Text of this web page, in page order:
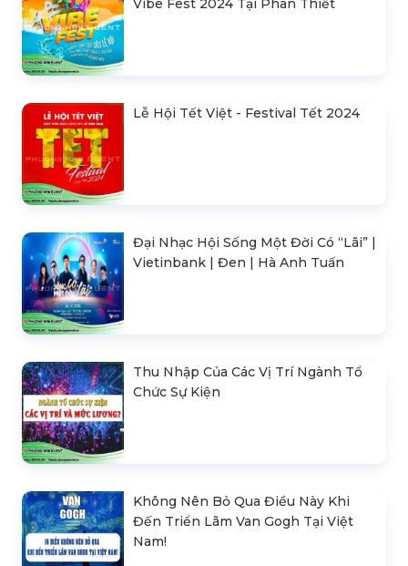
Vibe Fest 2024 Tại Phan Thiết
Lễ Hội Tết Việt - Festival Tết 2024
Đại Nhạc Hội Sống Một Đời Có “Lãi” |
Vietinbank | Đen | Hà Anh Tuấn
Thu Nhập Của Các Vị Trí Ngành Tổ
Chức Sự Kiện
Không Nên Bỏ Qua Điều Này Khi
Đến Triển Lãm Van Gogh Tại Việt
Nam!